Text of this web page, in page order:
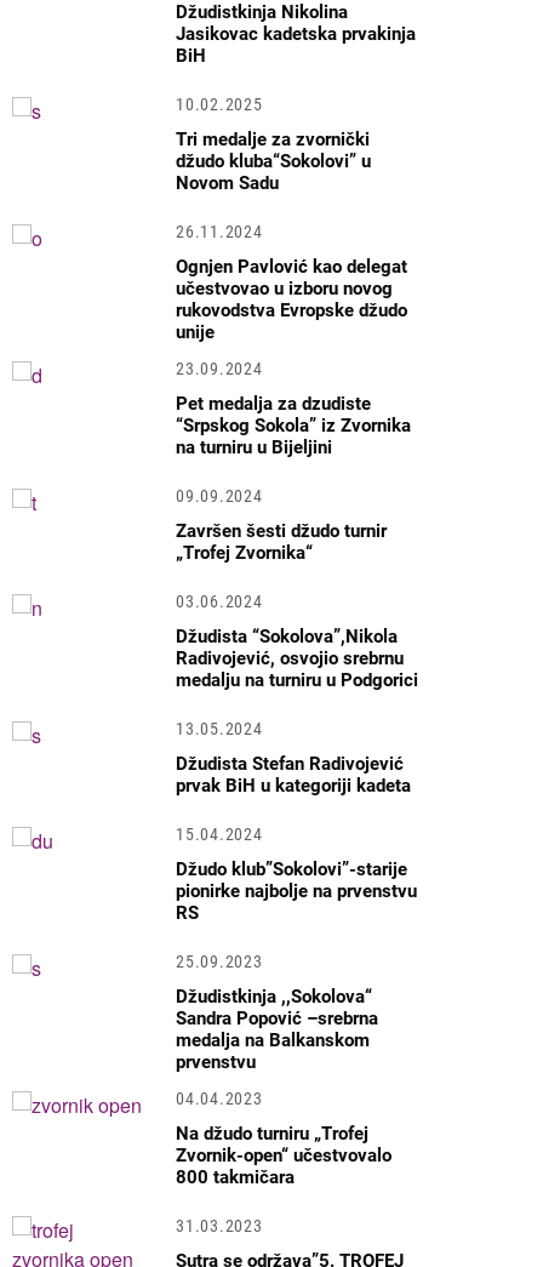
Džudistkinja Nikolina
Jasikovac kadetska prvakinja
BiH
10.02.2025
Tri medalje za zvornički
džudo kluba“Sokolovi” u
Novom Sadu
26.11.2024
Ognjen Pavlović kao delegat
učestvovao u izboru novog
rukovodstva Evropske džudo
unije
23.09.2024
Pet medalja za dzudiste
“Srpskog Sokola” iz Zvornika
na turniru u Bijeljini
09.09.2024
Završen šesti džudo turnir
„Trofej Zvornika“
03.06.2024
Džudista “Sokolova”,Nikola
Radivojević, osvojio srebrnu
medalju na turniru u Podgorici
13.05.2024
Džudista Stefan Radivojević
prvak BiH u kategoriji kadeta
15.04.2024
Džudo klub”Sokolovi”-starije
pionirke najbolje na prvenstvu
RS
25.09.2023
Džudistkinja ,,Sokolova“
Sandra Popović –srebrna
medalja na Balkanskom
prvenstvu
04.04.2023
Na džudo turniru „Trofej
Zvornik-open“ učestvovalo
800 takmičara
31.03.2023
Sutra se održava”5. TROFEJ